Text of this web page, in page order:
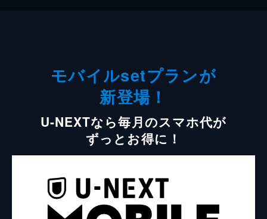
モバイルsetプランが
新登場！
U-NEXTなら毎月のスマホ代が
ずっとお得に！